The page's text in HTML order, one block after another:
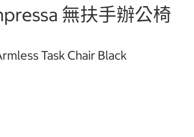
無扶手辦公椅
Task Chair Black